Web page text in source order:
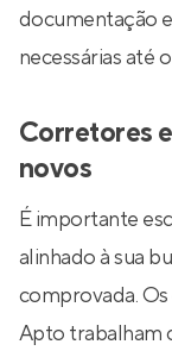
documentação
necessárias até
Corretores
novos
É importante
alinhado à sua
comprovada.
Apto trabalham